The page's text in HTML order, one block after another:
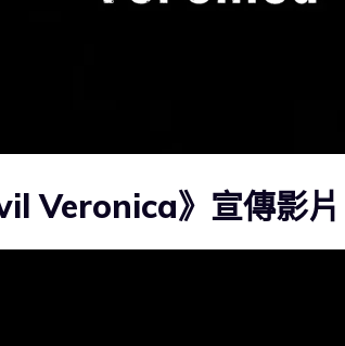
Veronica》宣傳影片